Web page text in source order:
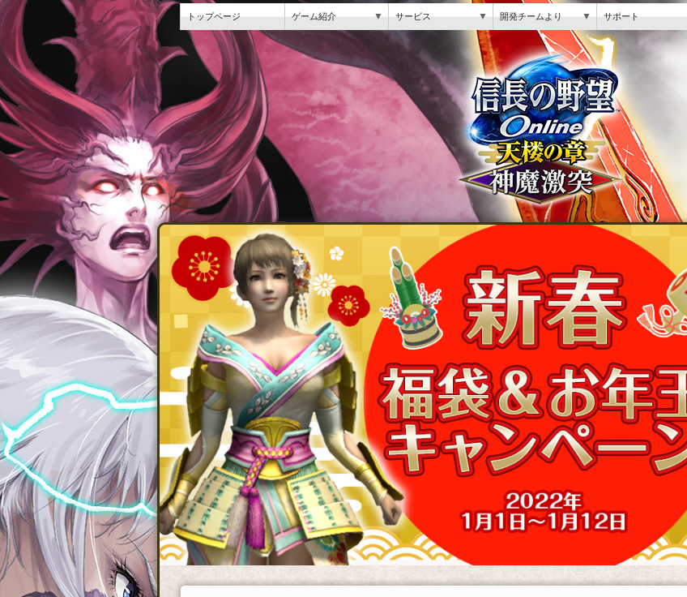
トップページ ゲーム紹介 ▼ サービス ▼ 開発チームより ▼ サポート